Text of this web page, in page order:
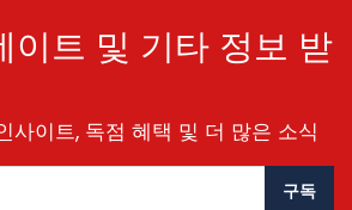
이트 및 기타 정보 받
사이트, 독점 혜택 및 더 많은 소식
구독